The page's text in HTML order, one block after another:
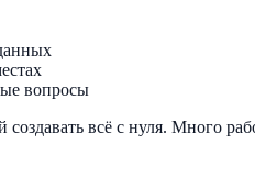
вопросы
всё с нуля. Много